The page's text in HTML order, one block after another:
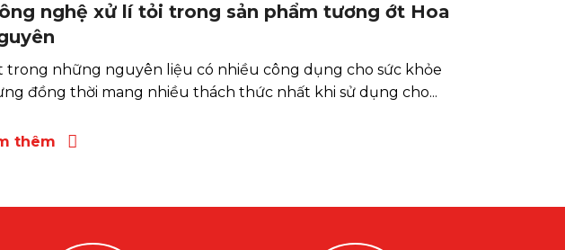
nghệ xử lí tỏi trong sản phẩm tương ớt Hoa
trong những nguyên liệu có nhiều công dụng cho sức khỏe
đồng thời mang nhiều thách thức nhất khi sử dụng cho...
thêm